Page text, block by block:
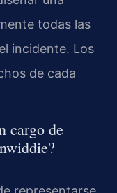
todas las
incidente. Los
de cada
cargo de